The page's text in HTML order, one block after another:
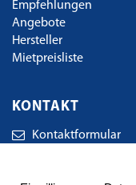
Empfehlungen
Angebote
Hersteller
Mietpreisliste
KONTAKT
Kontaktformular